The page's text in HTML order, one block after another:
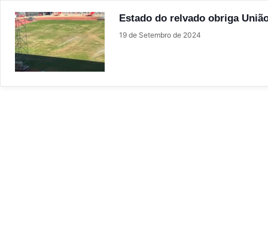
Estado do relvado obriga
19 de Setembro de 2024